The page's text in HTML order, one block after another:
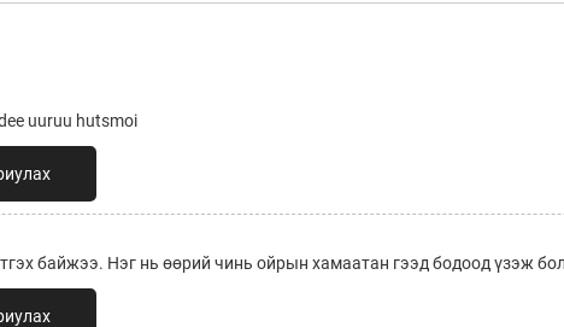
uuruu hutsmoi
байжээ. Нэг нь өөрий чинь ойрын хамаатан гээд бодоод үзэж